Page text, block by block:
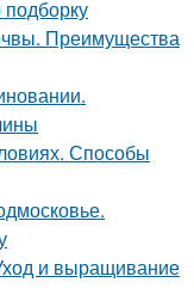
Преимущества
Способы
и выращивание